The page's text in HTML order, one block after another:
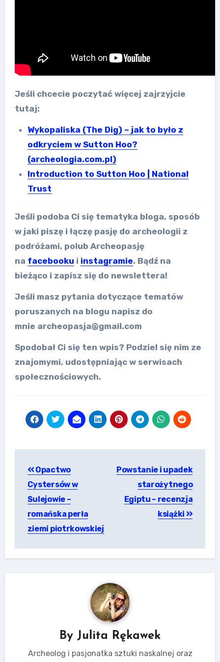
Jeśli chcecie poczytać więcej zajrzyjcie
tutaj:
Wykopaliska (The Dig) – jak to było z
odkryciem w Sutton Hoo?
(archeologia.com.pl)
Introduction to Sutton Hoo | National
Trust
Jeśli podoba Ci się tematyka bloga, sposób
w jaki piszę i łączę pasję do archeologii z
podróżami, polub Archeopasję
na facebooku i instagramie. Bądź na
bieżąco i zapisz się do newslettera!
Jeśli masz pytania dotyczące tematów
poruszanych na blogu napisz do
mnie archeopasja@gmail.com
Spodobał Ci się ten wpis? Podziel się nim ze
znajomymi, udostępniając w serwisach
społecznościowych.
wpisu
Opactwo
Cystersów w
Sulejowie –
romańska perła
ziemi piotrkowskiej
Powstanie i upadek
starożytnego
Egiptu – recenzja
książki
By Julita Rękawek
Archeolog i pasjonatka sztuki naskalnej oraz